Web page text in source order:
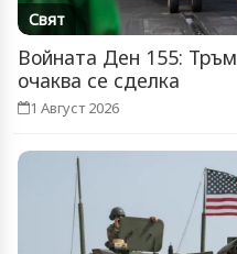
Свят
Войната Ден 155:
очаква се сделка
1 Август 2026